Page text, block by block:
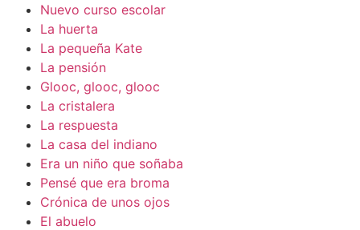
Nuevo curso escolar
La huerta
La pequeña Kate
La pensión
Glooc, glooc, glooc
La cristalera
La respuesta
La casa del indiano
Era un niño que soñaba
Pensé que era broma
Crónica de unos ojos
El abuelo